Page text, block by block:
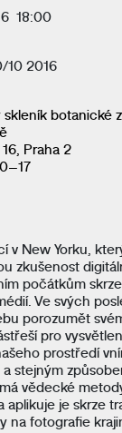
18:00
2016
botanické
Praha 2
v New Yorku,
zkušenost
počátkům
Ve svých
porozumět
pro
prostředí
stejným
vědecké
aplikuje je skrze
na fotografie